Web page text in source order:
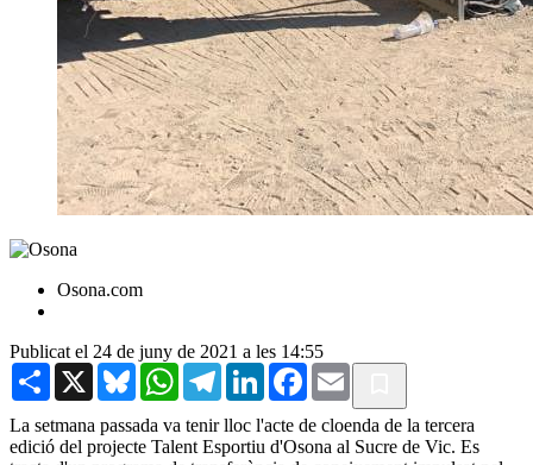
Osona.com
Publicat el 24 de juny de 2021 a les 14:55
Share X BlueskyWhatsAppTelegramLinkedInFacebook
Email
La setmana passada va tenir lloc l'acte de cloenda de la tercera
edició del projecte Talent Esportiu d'Osona al Sucre de Vic. Es